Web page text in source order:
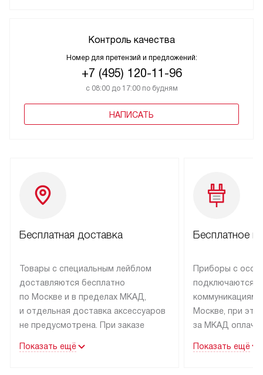
Контроль качества
Номер для претензий и предложений:
+7 (495) 120-11-96
с 08:00 до 17:00 по будням
НАПИСАТЬ
Бесплатная доставка
Товары с специальным лейблом
доставляются бесплатно
по Москве и в пределах МКАД,
и отдельная доставка аксессуаров
не предусмотрена. При заказе
рекомендуем обсудить
Показать ещё
Бесплатное
Приборы с
подключаются к
коммуникациям
Москве, при
за МКАД
партнера
Показать ещё